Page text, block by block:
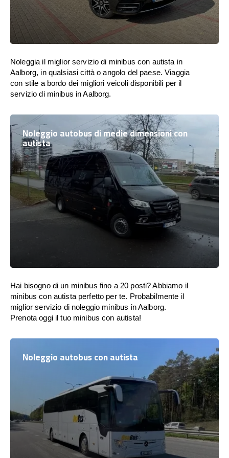
Noleggia il miglior servizio di minibus con autista in
Aalborg, in qualsiasi città o angolo del paese. Viaggia
con stile a bordo dei migliori veicoli disponibili per il
servizio di minibus in Aalborg.
Noleggio autobus di medie dimensioni con
autista
Hai bisogno di un minibus fino a 20 posti? Abbiamo il
minibus con autista perfetto per te. Probabilmente il
miglior servizio di noleggio minibus in Aalborg.
Prenota oggi il tuo minibus con autista!
Noleggio autobus con autista